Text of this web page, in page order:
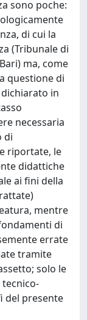
sono poche:
di cui la
(Tribunale di
ma, come
questione di
in
necessaria
di
riportate, le
didattiche
ai fini della
mentre
di
errate
tramite
solo le
tecnico-
del presente